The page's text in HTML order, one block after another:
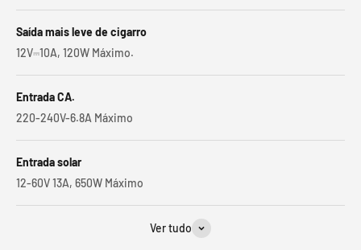
Saída mais leve de cigarro
12V⎓10A, 120W Máximo.
Entrada CA.
220-240V-6.8A Máximo
Entrada solar
12-60V 13A, 650W Máximo
Ver tudo